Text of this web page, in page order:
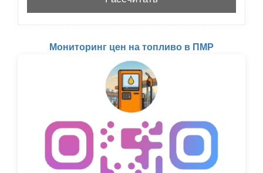
Мониторинг цен на топливо в ПМР